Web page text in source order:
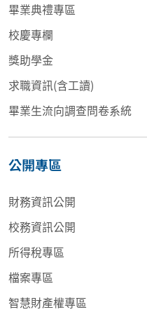
畢業典禮專區
校慶專欄
獎助學金
求職資訊(含工讀)
畢業生流向調查問卷系統
公開專區
財務資訊公開
校務資訊公開
所得稅專區
檔案專區
智慧財產權專區